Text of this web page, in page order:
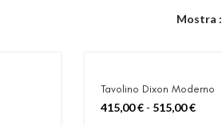
Mostra
Tavolino Dixon Moderno
415,00€ - 515,00€Fascia